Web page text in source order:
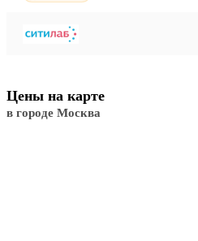
Цены на карте
в городе Москва